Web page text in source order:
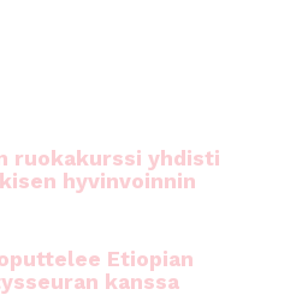
ruokakurssi yhdisti
hyvinvoinnin
Etiopian
kanssa